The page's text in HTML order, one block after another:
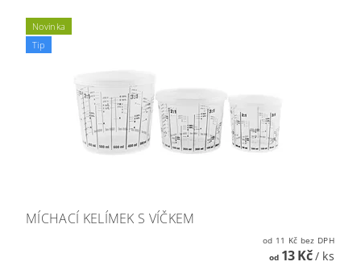
Novinka
Tip
MÍCHACÍ KELÍMEK S VÍČKEM
od 11 Kč bez DPH
od13 Kč/ ks